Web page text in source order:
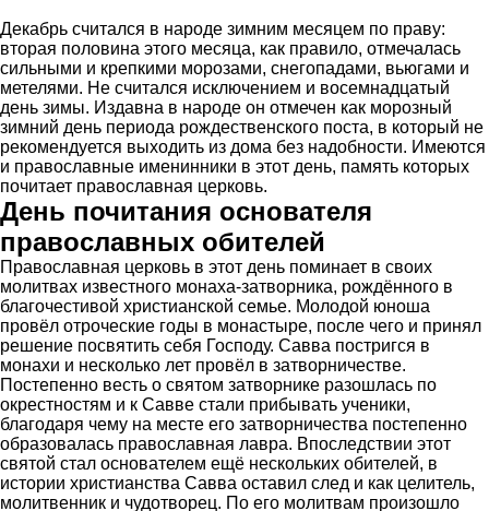
Декабрь считался в народе зимним месяцем по праву:
вторая половина этого месяца, как правило, отмечалась
сильными и крепкими морозами, снегопадами, вьюгами и
метелями. Не считался исключением и восемнадцатый
день зимы. Издавна в народе он отмечен как морозный
зимний день периода рождественского поста, в который не
рекомендуется выходить из дома без надобности. Имеются
и православные именинники в этот день, память которых
почитает православная церковь.
День почитания основателя
православных обителей
Православная церковь в этот день поминает в своих
молитвах известного монаха-затворника, рождённого в
благочестивой христианской семье. Молодой юноша
провёл отроческие годы в монастыре, после чего и принял
решение посвятить себя Господу. Савва постригся в
монахи и несколько лет провёл в затворничестве.
Постепенно весть о святом затворнике разошлась по
окрестностям и к Савве стали прибывать ученики,
благодаря чему на месте его затворничества постепенно
образовалась православная лавра. Впоследствии этот
святой стал основателем ещё нескольких обителей, в
истории христианства Савва оставил след и как целитель,
молитвенник и чудотворец. По его молитвам произошло